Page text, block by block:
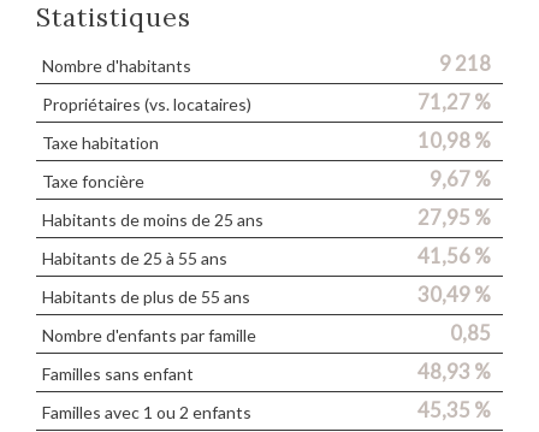
Statistiques
Nombre d'habitants 9 218
Propriétaires (vs. locataires) 71,27 %
Taxe habitation 10,98 %
Taxe foncière 9,67 %
Habitants de moins de 25 ans 27,95 %
Habitants de 25 à 55 ans 41,56 %
Habitants de plus de 55 ans 30,49 %
Nombre d'enfants par famille 0,85
Familles sans enfant 48,93 %
Familles avec 1 ou 2 enfants 45,35 %